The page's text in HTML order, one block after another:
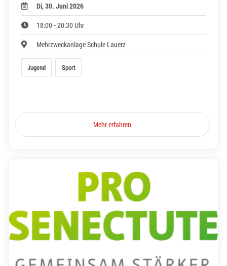
Di, 30. Juni 2026
18:00 - 20:30 Uhr
Mehrzweckanlage Schule Lauerz
Jugend Sport
Mehr erfahren